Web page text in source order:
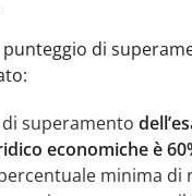
di
superamento
economiche è
minima di